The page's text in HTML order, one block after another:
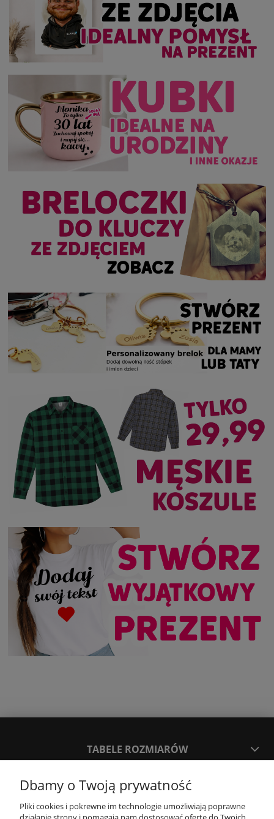
TABELE ROZMIARÓW
SPOSOBY PŁATNOŚCI ORAZ CZAS I KOSZTY DOSTAWY
Dbamy o Twoją prywatność
Pliki cookies i pokrewne im technologie umożliwiają poprawne